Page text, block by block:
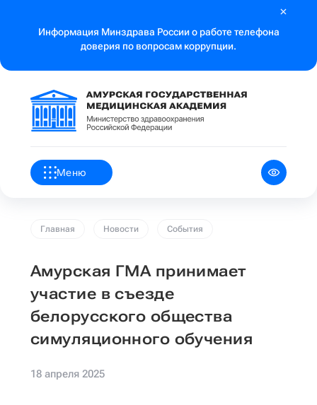
Информация Минздрава России о работе телефона
доверия по вопросам коррупции.
Меню
Главная Новости События
Амурская ГМА принимает
участие в съезде
белорусского общества
симуляционного обучения
18 апреля 2025